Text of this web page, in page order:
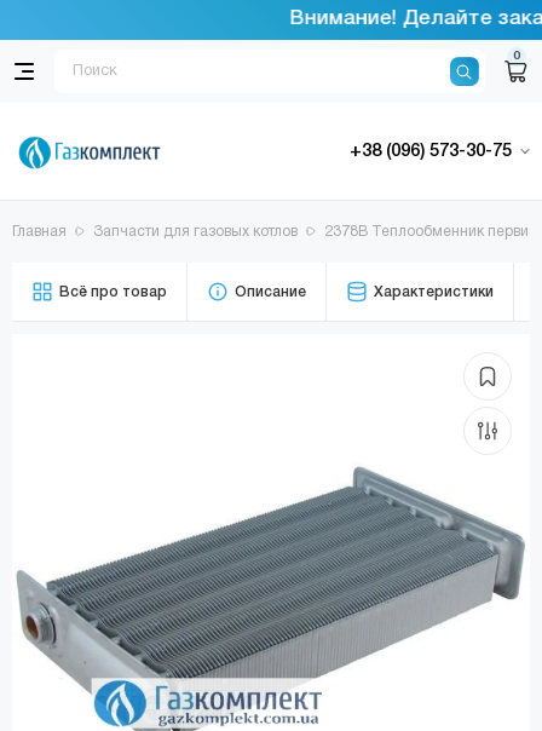
Внимание! Делайте
0
+38 (096) 573-30-75
Главная Запчасти для газовых котлов 2378B Теплообменник
Всё про товар Описание Характеристики